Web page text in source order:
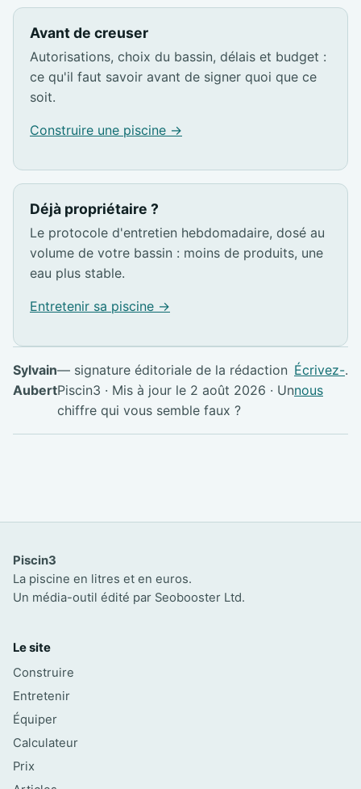
Avant de creuser
Autorisations, choix du bassin, délais et budget :
ce qu'il faut savoir avant de signer quoi que ce
soit.
Construire une piscine →
Déjà propriétaire ?
Le protocole d'entretien hebdomadaire, dosé au
volume de votre bassin : moins de produits, une
eau plus stable.
Entretenir sa piscine →
Sylvain
Aubert
— signature éditoriale de la rédaction
Piscin3 · Mis à jour le 2 août 2026 · Un
chiffre qui vous semble faux ?
Écrivez-
nous
.
Piscin3
La piscine en litres et en euros.
Un média-outil édité par Seobooster Ltd.
Le site
Construire
Entretenir
Équiper
Calculateur
Prix